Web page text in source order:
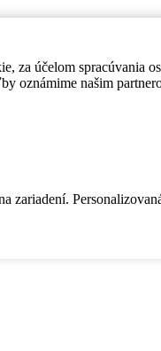
za účelom spracúvania
oznámime našim